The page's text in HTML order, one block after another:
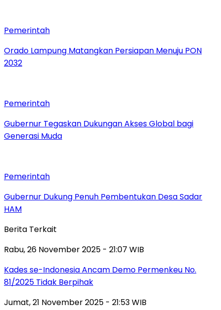
Pemerintah
Orado Lampung Matangkan Persiapan Menuju PON
2032
Pemerintah
Gubernur Tegaskan Dukungan Akses Global bagi
Generasi Muda
Pemerintah
Gubernur Dukung Penuh Pembentukan Desa Sadar
HAM
Berita Terkait
Rabu, 26 November 2025 - 21:07 WIB
Kades se-Indonesia Ancam Demo Permenkeu No.
81/2025 Tidak Berpihak
Jumat, 21 November 2025 - 21:53 WIB